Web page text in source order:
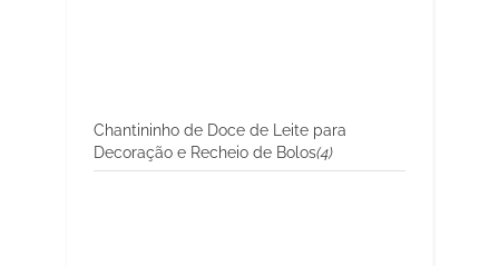
Chantininho de Doce de Leite para
Decoração e Recheio de Bolos(4)